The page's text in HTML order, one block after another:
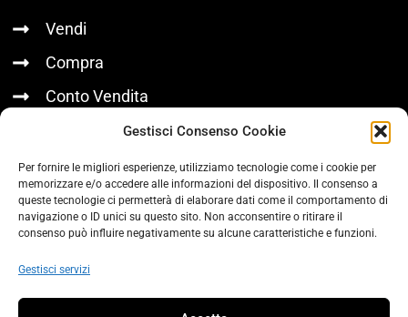
Gestisci Consenso Cookie
Per fornire le migliori esperienze, utilizziamo tecnologie come i cookie per
memorizzare e/o accedere alle informazioni del dispositivo. Il consenso a
queste tecnologie ci permetterà di elaborare dati come il comportamento di
navigazione o ID unici su questo sito. Non acconsentire o ritirare il
consenso può influire negativamente su alcune caratteristiche e funzioni.
Gestisci servizi
Vendi
Compra
Conto Vendita
Chi Siamo
Contatti
SOCIAL